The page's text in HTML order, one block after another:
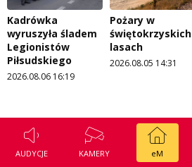
AUDYCJE KAMERY eM
Kadrówka
wyruszyła śladem
Legionistów
Piłsudskiego
2026.08.06 16:19
Pożary w
świętokrzyskich
lasach
2026.08.05 14:31